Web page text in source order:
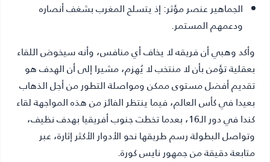
الجماهير عنصر مؤثر:إذ يتسلح المغرب بشغف أنصاره
ودعمهم المستمر.
وأكد وهبي أن فريقه لا يخاف أي منافس، وأنه سيخوض اللقاء
بعقلية تؤمن بأن لا منتخب لا يُهزم، مشيرا إلى أن الهدف هو
تقديم أفضل مستوى ممكن ومواصلة التطور من أجل الذهاب
بعيدا في كأس العالم، فيما ينتظر الفائز من هذه المواجهة لقاء
كندا في دور الـ16، بعدما تخطت جنوب أفريقيا بهدف نظيف،
وتواصل البطولة رسم طريقها نحو الأدوار الأكثر إثارة، عبر
متابعة دقيقة من جمهورنايس كورة.